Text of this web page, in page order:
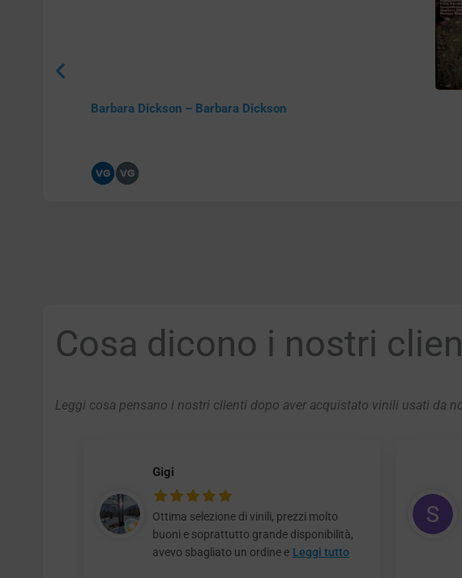
Barbara Dickson – Barbara Dickson
Cosa dicono i nostri
Leggi cosa pensano i nostri clienti dopo aver acquistato vinili usati da
Gigi
Ottima selezione di vinili, prezzi molto
buoni e soprattutto grande disponibilità,
avevo sbagliato un ordine e Leggi tutto